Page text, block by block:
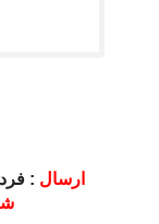
ارسال :